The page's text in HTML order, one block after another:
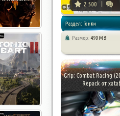
2 500
Раздел: Гонки
Размер: 490 MB
Grip: Combat Racing
Repack от